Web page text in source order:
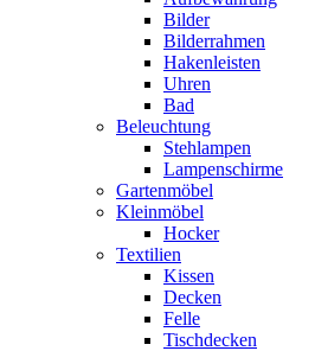
Bilder
Bilderrahmen
Hakenleisten
Uhren
Bad
Beleuchtung
Stehlampen
Lampenschirme
Gartenmöbel
Kleinmöbel
Hocker
Textilien
Kissen
Decken
Felle
Tischdecken